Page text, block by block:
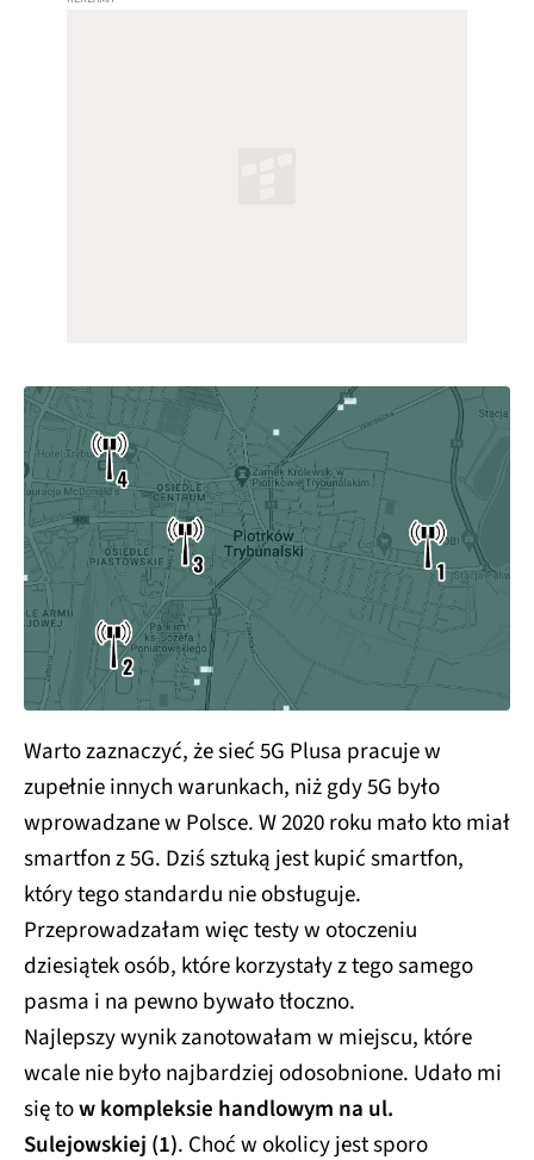
Warto zaznaczyć, że sieć 5G Plusa pracuje w
zupełnie innych warunkach, niż gdy 5G było
wprowadzane w Polsce. W 2020 roku mało kto miał
smartfon z 5G. Dziś sztuką jest kupić smartfon,
który tego standardu nie obsługuje.
Przeprowadzałam więc testy w otoczeniu
dziesiątek osób, które korzystały z tego samego
pasma i na pewno bywało tłoczno.
Najlepszy wynik zanotowałam w miejscu, które
wcale nie było najbardziej odosobnione. Udało mi
się tow kompleksie handlowym na ul.
Sulejowskiej (1). Choć w okolicy jest sporo